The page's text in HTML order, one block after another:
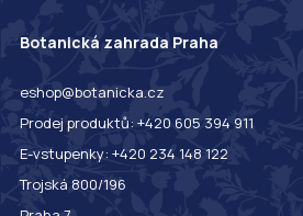
Botanická zahrada Praha
eshop@botanicka.cz
Prodej produktů: +420 605 394 911
E-vstupenky: +420 234 148 122
Trojská 800/196